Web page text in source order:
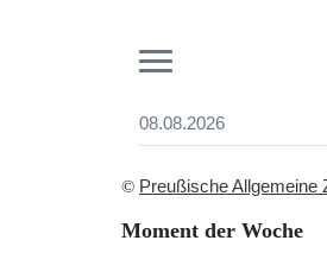
08.08.2026
Start
Aktuelle
Suchen und
© Preußische Allgemeine
Moment der Woche